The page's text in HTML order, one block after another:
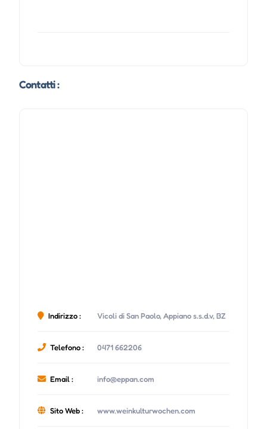
Contatti :
Indirizzo : Vicoli di San Paolo, Appiano s.s.d.v, BZ
Telefono : 0471 662206
Email : info@eppan.com
Sito Web : www.weinkulturwochen.com